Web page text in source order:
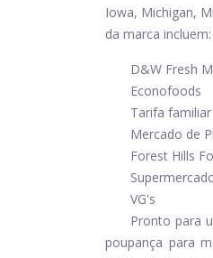
Iowa, Michigan,
da marca incluem:
D&W Fresh
Econofoods
Tarifa familiar
Mercado de
Forest Hills
VG's
Pronto para
poupança para